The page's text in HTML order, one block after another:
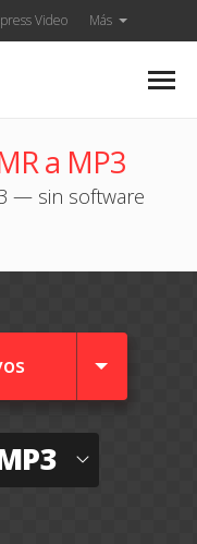
Video Más
a MP3
— sin software